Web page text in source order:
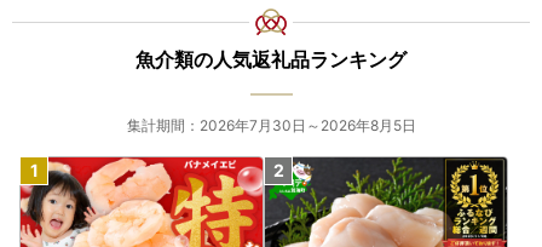
魚介類の人気返礼品ランキング
集計期間：2026年7月30日～2026年8月5日